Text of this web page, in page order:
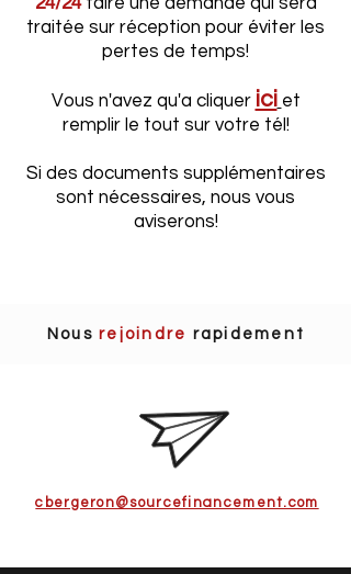
traitée sur réception pour éviter les
pertes de temps!
Vous n'avez qu'a cliquer ici et
remplir le tout sur votre tél!
Si des documents supplémentaires
sont nécessaires, nous vous
aviserons!
Nousrejoindre rapidement
cbergeron@sourcefinancement.com